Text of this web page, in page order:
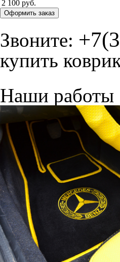
2 100 руб.
Оформить заказ
Звоните:
купить
Наши работы